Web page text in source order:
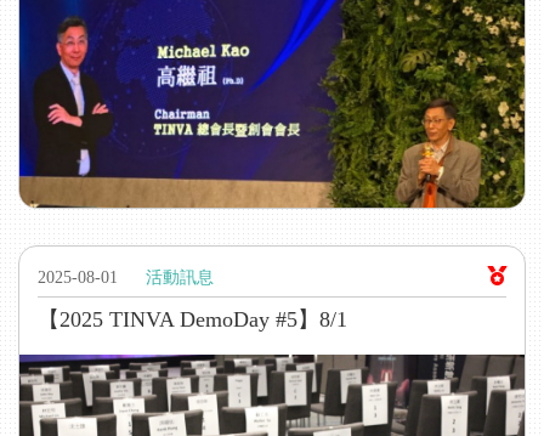
2025-08-01 活動訊息
【2025 TINVA DemoDay #5】8/1